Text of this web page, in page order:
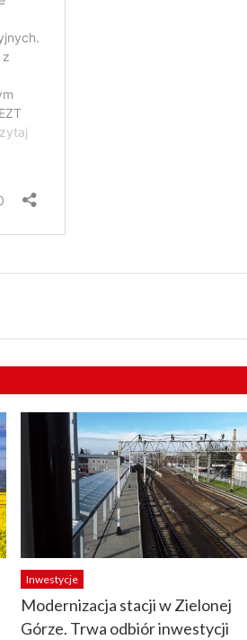
Inwestycje
Modernizacja stacji w Zielonej
Górze. Trwa odbiór inwestycji